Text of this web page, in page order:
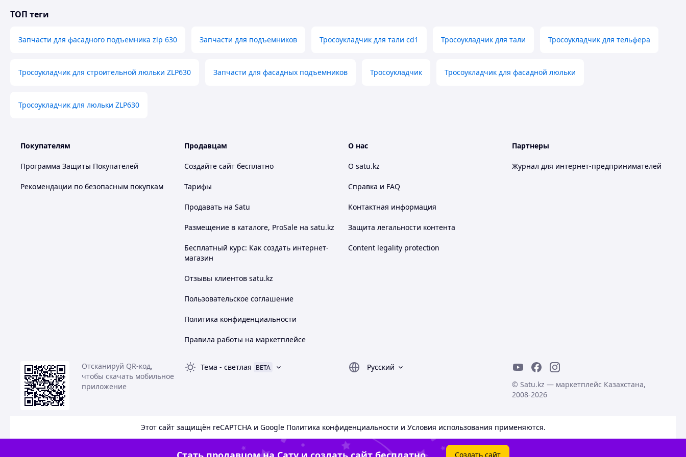
ТОП теги
Запчасти для фасадного подъемника zlp 630 Запчасти для подъемников Тросоукладчик для тали cd1 Тросоукладчик для тали Тросоукладчик для тельфера
Тросоукладчик для строительной люльки ZLP630 Запчасти для фасадных подъемников Тросоукладчик Тросоукладчик для фасадной люльки
Тросоукладчик для люльки ZLP630
Покупателям
Программа Защиты Покупателей
Рекомендации по безопасным покупкам
Продавцам
Создайте сайт бесплатно
Тарифы
Продавать на Satu
Размещение в каталоге, ProSale на satu.kz
Бесплатный курс: Как создать интернет-
магазин
Отзывы клиентов satu.kz
Пользовательское соглашение
Политика конфиденциальности
Правила работы на маркетплейсе
О нас
О satu.kz
Справка и FAQ
Контактная информация
Защита легальности контента
Content legality protection
Партнеры
Журнал для интернет-предпринимателей
Отсканируй QR-код,
чтобы скачать мобильное
приложение
Тема - светлая BETA
Русский
© Satu.kz — маркетплейс Казахстана,
2008-2026
Этот сайт защищён reCAPTCHA и Google Политика конфиденциальности и Условия использования применяются.
Создать сайт